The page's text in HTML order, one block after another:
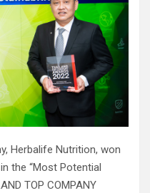
Herbalife Nutrition, won
the “Most Potential
TOP COMPANY